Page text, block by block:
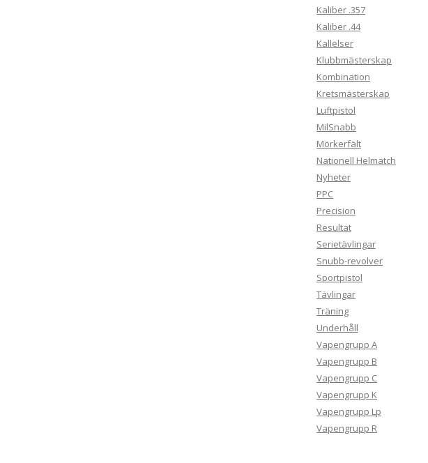
Kaliber .357
Kaliber .44
Kallelser
Klubbmästerskap
Kombination
Kretsmästerskap
Luftpistol
MilSnabb
Mörkerfält
Nationell Helmatch
Nyheter
PPC
Precision
Resultat
Serietävlingar
Snubb-revolver
Sportpistol
Tävlingar
Träning
Underhåll
Vapengrupp A
Vapengrupp B
Vapengrupp C
Vapengrupp K
Vapengrupp Lp
Vapengrupp R